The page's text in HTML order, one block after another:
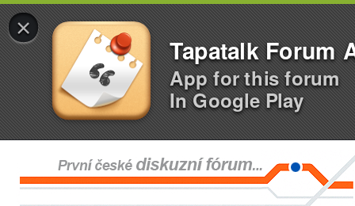
×
Tapatalk Forum
App for this forum
In Google Play